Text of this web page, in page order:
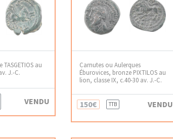
au
J.-C.
VENDU
Carnutes ou Aulerques
Éburovices, bronze PIXTILOS au
lion, classe IX, c.40-30 av. J.-C.
150€ TTB VENDU